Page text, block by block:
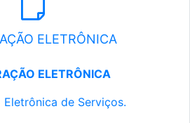
ELETRÔNICA
ELETRÔNICA
Eletrônica de Serviços.